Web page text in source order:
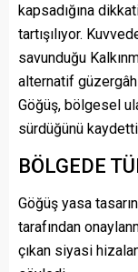
kapsadığına
tartışılıyor.
savunduğu
alternatif
Göğüş, bölgesel
sürdüğünü
BÖLGEDE
Göğüş yasa
tarafından
çıkan siyasi